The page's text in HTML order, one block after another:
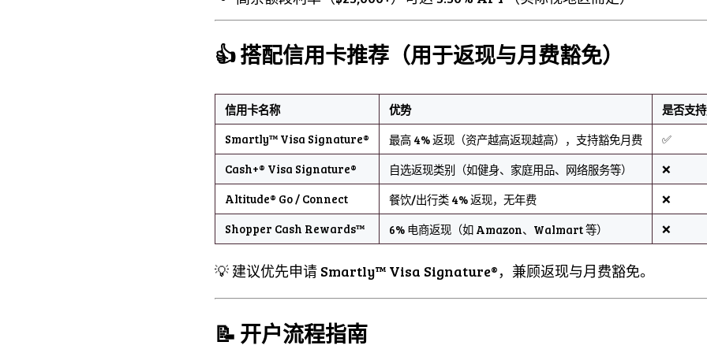
👍 搭配信用卡推荐（用于返现与月费豁免）
信用卡名称 优势
是否支
Smartly™ Visa Signature®
最高 4% 返现（资产越高返现越高），支持豁免月费
✅
Cash+® Visa Signature®
自选返现类别（如健身、家庭用品、网络服务等）
❌
Altitude® Go / Connect
餐饮/出行类 4% 返现，无年费
❌
Shopper Cash Rewards™
6% 电商返现（如 Amazon、Walmart 等） ❌
💡 建议优先申请 Smartly™ Visa Signature®，兼顾返现与月费豁免。
📝 开户流程指南